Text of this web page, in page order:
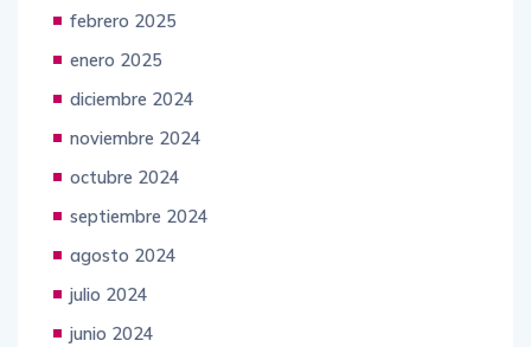
febrero 2025
enero 2025
diciembre 2024
noviembre 2024
octubre 2024
septiembre 2024
agosto 2024
julio 2024
junio 2024